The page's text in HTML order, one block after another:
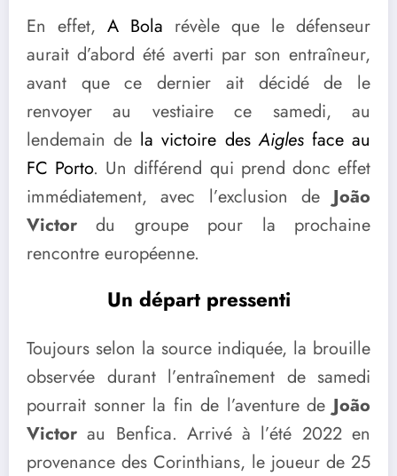
En effet, A Bola révèle que le défenseur
aurait d’abord été averti par son entraîneur,
avant que ce dernier ait décidé de le
renvoyer au vestiaire ce samedi, au
lendemain de la victoire desAiglesface au
FC Porto. Un différend qui prend donc effet
immédiatement, avec l’exclusion deJoão
Victor du groupe pour la prochaine
rencontre européenne.
Un départ pressenti
Toujours selon la source indiquée, la brouille
observée durant l’entraînement de samedi
pourrait sonner la fin de l’aventure de João
Victor au Benfica. Arrivé à l’été 2022 en
provenance des Corinthians, le joueur de 25